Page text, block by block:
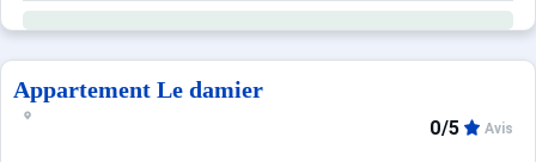
Pour votre confort, vous trouverez sur place : un
Appartement Le damier
0/5 Avis